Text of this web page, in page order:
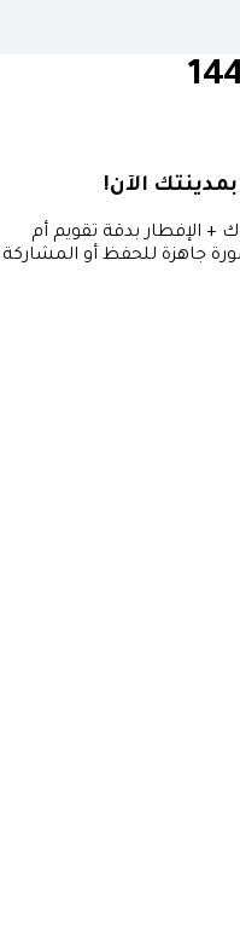
الآن!
+ الإفطار بدقة تقويم أم
جاهزة للحفظ أو المشاركة